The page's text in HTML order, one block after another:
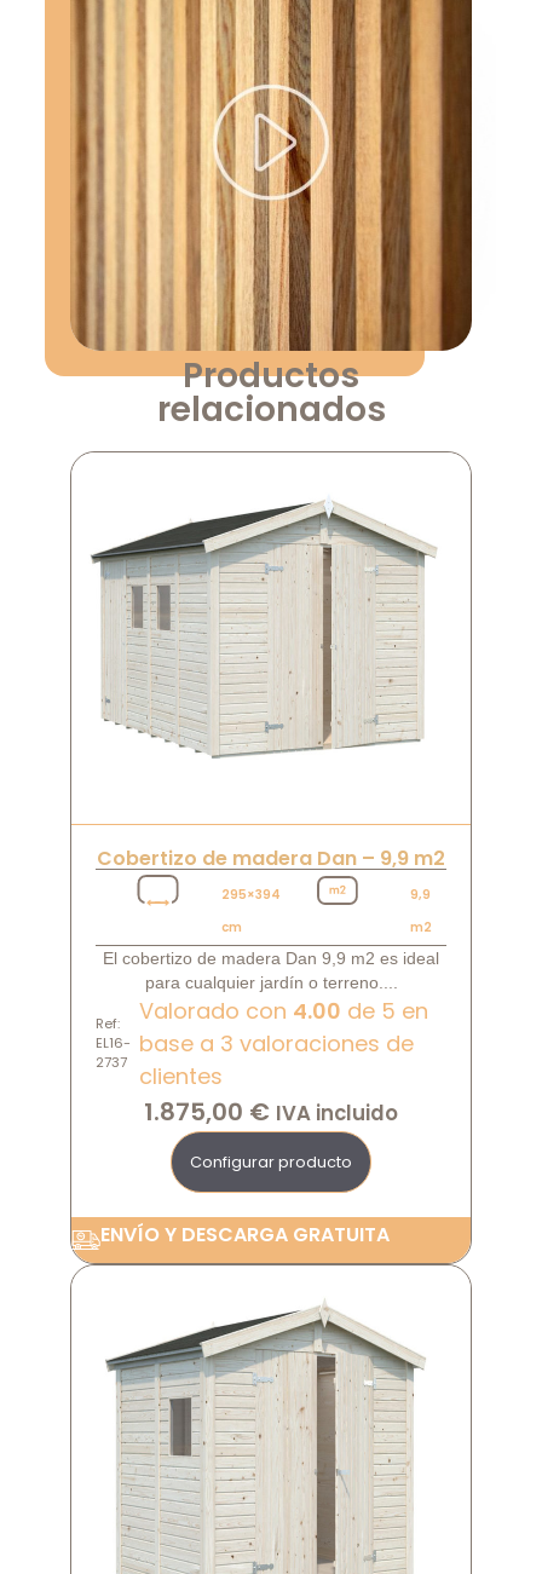
Productos
relacionados
Cobertizo de madera Dan – 9,9 m2
295×394
cm
9,9
m2
El cobertizo de madera Dan 9,9 m2 es ideal
para cualquier jardín o terreno....
Ref:
EL16-
2737
Valorado con 4.00 de 5 en
base a 3 valoraciones de
clientes
1.875,00 € IVA incluido
Configurar producto
ENVÍO Y DESCARGA GRATUITA